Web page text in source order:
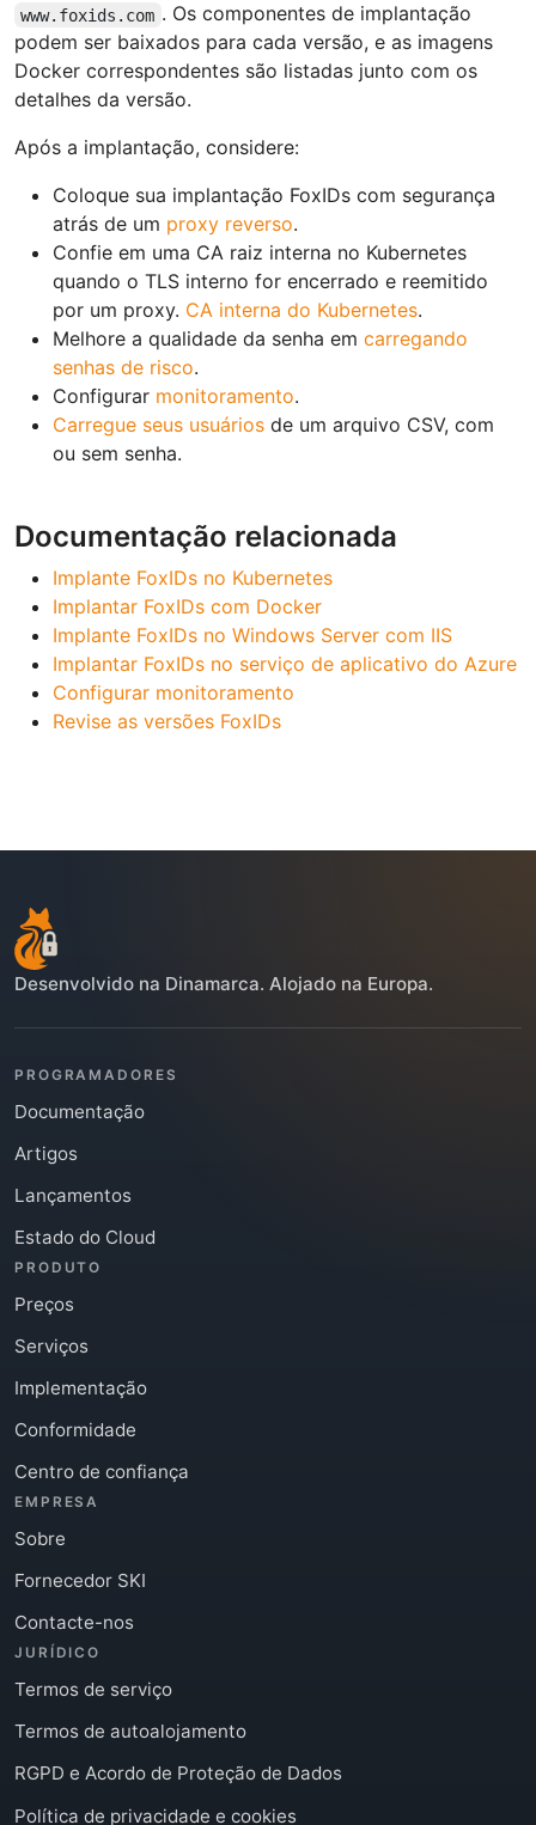
www.foxids.com . Os componentes de implantação
podem ser baixados para cada versão, e as imagens
Docker correspondentes são listadas junto com os
detalhes da versão.
Após a implantação, considere:
Coloque sua implantação FoxIDs com segurança
atrás de um proxy reverso.
Confie em uma CA raiz interna no Kubernetes
quando o TLS interno for encerrado e reemitido
por um proxy. CA interna do Kubernetes.
Melhore a qualidade da senha em carregando
senhas de risco.
Configurar monitoramento.
Carregue seus usuários de um arquivo CSV, com
ou sem senha.
Documentação relacionada
Implante FoxIDs no Kubernetes
Implantar FoxIDs com Docker
Implante FoxIDs no Windows Server com IIS
Implantar FoxIDs no serviço de aplicativo do Azure
Configurar monitoramento
Revise as versões FoxIDs
Desenvolvido na Dinamarca. Alojado na Europa.
PROGRAMADORES
Documentação
Artigos
Lançamentos
Estado do Cloud
PRODUTO
Preços
Serviços
Implementação
Conformidade
Centro de confiança
EMPRESA
Sobre
Fornecedor SKI
Contacte-nos
JURÍDICO
Termos de serviço
Termos de autoalojamento
RGPD e Acordo de Proteção de Dados
Política de privacidade e cookies